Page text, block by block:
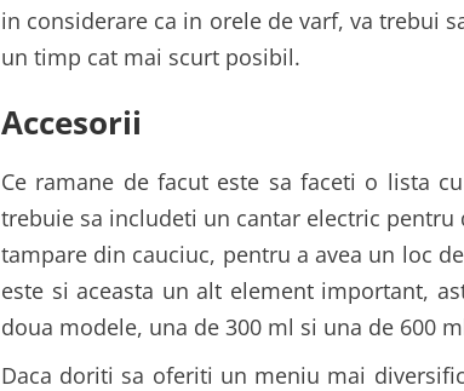
in considerare ca in orele de varf, va trebui
un timp cat mai scurt posibil.
Accesorii
Ce ramane de facut este sa faceti o lista
trebuie sa includeti un cantar electric pentru
tampare din cauciuc, pentru a avea un loc
este si aceasta un alt element important,
doua modele, una de 300 ml si una de 600
Daca doriti sa oferiti un meniu mai